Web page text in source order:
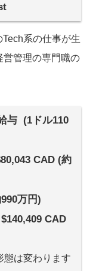
系の仕事が生
営管理の専門職の
与 (1ドル110
CAD (約
万円)
CAD
態は変わります